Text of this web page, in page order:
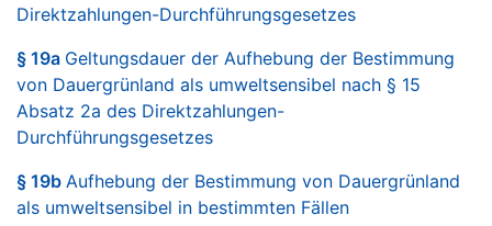
Direktzahlungen-Durchführungsgesetzes
§ 19a Geltungsdauer der Aufhebung der Bestimmung
von Dauergrünland als umweltsensibel nach § 15
Absatz 2a des Direktzahlungen-
Durchführungsgesetzes
§ 19b Aufhebung der Bestimmung von Dauergrünland
als umweltsensibel in bestimmten Fällen